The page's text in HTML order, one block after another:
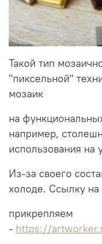
Такой тип
"пиксельной"
мозаик
на
например,
использования на
Из-за своего
холоде. Ссылку на
прикрепляем
- https://